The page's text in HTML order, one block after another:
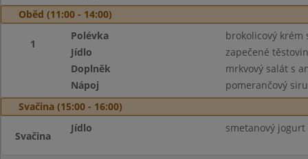
Oběd (11:00 - 14:00)
1
Polévka
brokolicový krém
Jídlo
zapečené
Doplněk
mrkvový salát s
Nápoj
pomerančový
Svačina (15:00 - 16:00)
Svačina
Jídlo smetanový